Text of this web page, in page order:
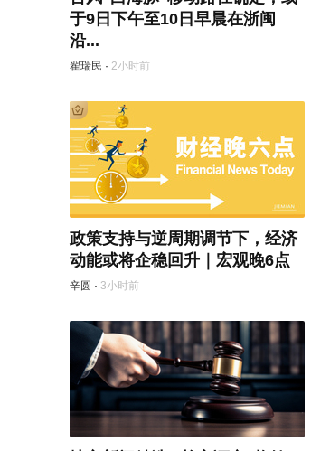
于9日下午至10日早晨在浙闽
沿...
翟瑞民 · 2小时前
政策支持与逆周期调节下，经济
动能或将企稳回升｜宏观晚6点
辛圆 · 3小时前